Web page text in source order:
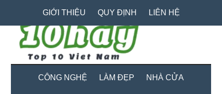
content
secondary
menu
primary
sidebar
GIỚI THIỆU QUY ĐỊNH LIÊN HỆ
CÔNG NGHỆ LÀM ĐẸP NHÀ CỬA